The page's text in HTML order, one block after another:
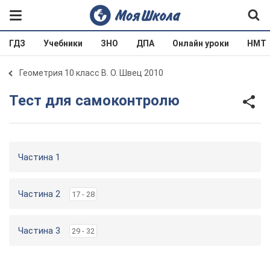
ГДЗ Учебники ЗНО ДПА Онлайн уроки НМТ
Геометрия 10 класс В. О. Швец 2010
Тест для самоконтролю
Частина 1
Частина 2 17 - 28
Частина 3 29 - 32